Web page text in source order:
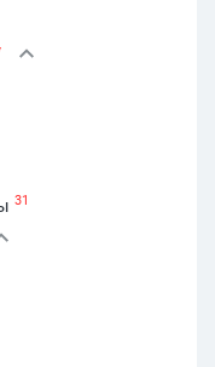
31